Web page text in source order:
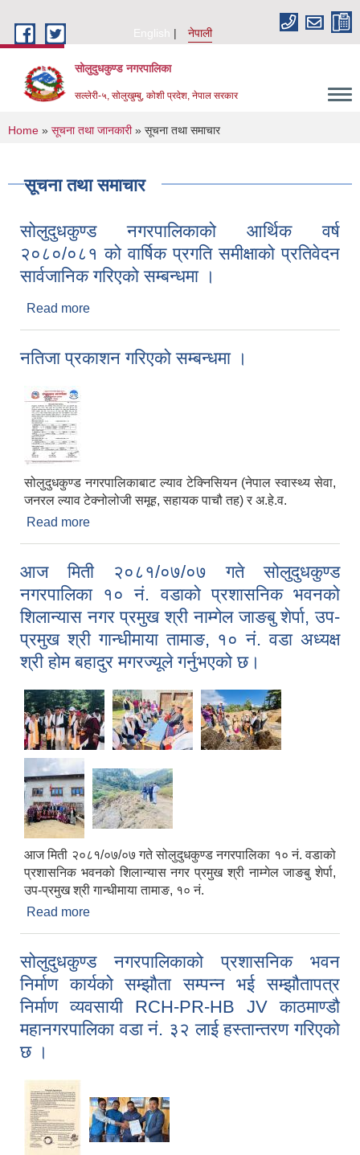
English
नेपाली
सोलुदुधकुण्ड नगरपालिका
सल्लेरी-५, सोलुखुम्बु, कोशी प्रदेश, नेपाल सरकार
You are here
Home » सूचना तथा जानकारी» सूचना तथा समाचार
सूचना तथा समाचार
सोलुदुधकुण्ड नगरपालिकाको आर्थिक वर्ष
२०८०/०८१ को वार्षिक प्रगति समीक्षाको प्रतिवेदन
सार्वजानिक गरिएको सम्बन्धमा ।
Read more
नतिजा प्रकाशन गरिएको सम्बन्धमा ।
सोलुदुधकुण्ड नगरपालिकाबाट ल्याव टेक्निसियन (नेपाल स्वास्थ्य सेवा,
जनरल ल्याव टेक्नोलोजी समूह, सहायक पाचौ तह) र अ.हे.व.
Read more
आज मिती २०८१/०७/०७ गते सोलुदुधकुण्ड
नगरपालिका १० नं. वडाको प्रशासनिक भवनको
शिलान्यास नगर प्रमुख श्री नाम्गेल जाङबु शेर्पा, उप-
प्रमुख श्री गान्धीमाया तामाङ, १० नं. वडा अध्यक्ष
श्री होम बहादुर मगरज्यूले गर्नुभएको छ।
आज मिती २०८१/०७/०७ गते सोलुदुधकुण्ड नगरपालिका १० नं. वडाको
प्रशासनिक भवनको शिलान्यास नगर प्रमुख श्री नाम्गेल जाङबु शेर्पा,
उप-प्रमुख श्री गान्धीमाया तामाङ, १० नं.
Read more
गान्धीमाया तामाङ, १० नं. वडा अध्यक्ष श्री होम बहादुर
मगरज्यूले गर्नुभएको छ।
सोलुदुधकुण्ड नगरपालिकाको प्रशासनिक भवन
निर्माण कार्यको सम्झौता सम्पन्न भई सम्झौतापत्र
निर्माण व्यवसायी RCH-PR-HB JV काठमाण्डौ
महानगरपालिका वडा नं. ३२ लाई हस्तान्तरण गरिएको
छ ।